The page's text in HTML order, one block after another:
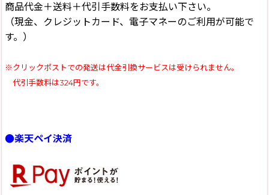
商品代金＋送料＋代引手数料をお支払い下さい。
（現金、クレジットカード、電子マネーのご利用が可能で
す。）
※クリックポストでの発送は代金引換サービスは受けられません。
代引手数料は324円です。
●楽天ペイ決済